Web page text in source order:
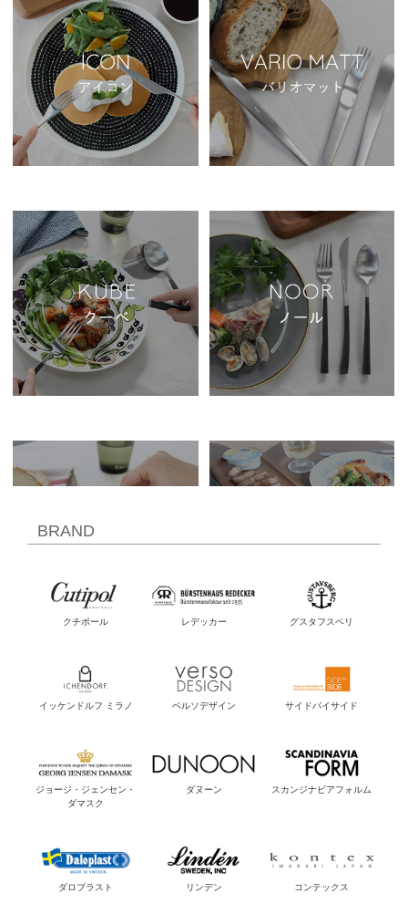
BRAND
クチポール レデッカー グスタフスベリ
イッケンドルフ ミラノ ベルソデザイン サイドバイサイド
ジョージ・ジェンセン・
ダマスク
ダヌーン スカンジナビアフォルム
ダロプラスト リンデン コンテックス